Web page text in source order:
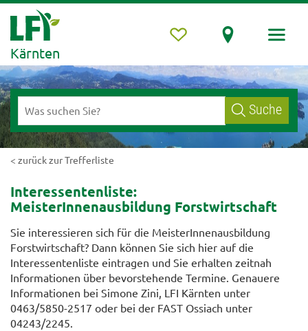
Kärnten
Suche
< zurück zur Trefferliste
Interessentenliste:
MeisterInnenausbildung Forstwirtschaft
Sie interessieren sich für die MeisterInnenausbildung
Forstwirtschaft? Dann können Sie sich hier auf die
Interessentenliste eintragen und Sie erhalten zeitnah
Informationen über bevorstehende Termine. Genauere
Informationen bei Simone Zini, LFI Kärnten unter
0463/5850-251 7 oder bei der FAST Ossiach unter
04243/2245.